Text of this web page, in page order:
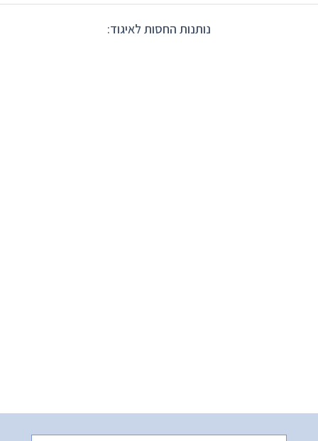
נותנות החסות לאיגוד: